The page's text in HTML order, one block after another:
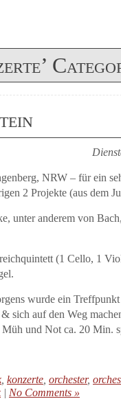
NRW – für ein
2 Projekte (aus dem
unter anderem von
(1 Cello, 1
wurde ein
sich auf den Weg
und Not ca. 20 Min.
, konzerte orchester,
| No Comments »